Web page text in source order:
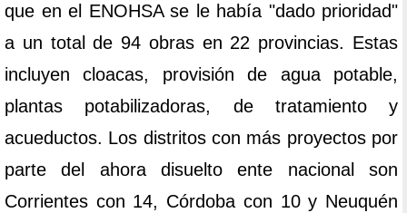
que en el ENOHSA se le había "dado prioridad"
a un total de 94 obras en 22 provincias. Estas
incluyen cloacas, provisión de agua potable,
plantas potabilizadoras, de tratamiento y
acueductos. Los distritos con más proyectos por
parte del ahora disuelto ente nacional son
Corrientes con 14, Córdoba con 10 y Neuquén